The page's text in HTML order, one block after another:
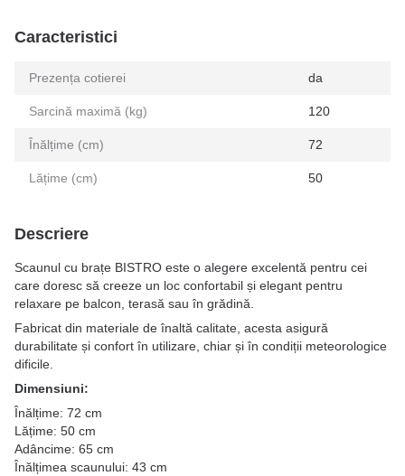
Caracteristici
Prezența cotierei da
Sarcină maximă (kg) 120
Înălțime (cm) 72
Lățime (cm) 50
Descriere
Scaunul cu brațe BISTRO este o alegere excelentă pentru cei
care doresc să creeze un loc confortabil și elegant pentru
relaxare pe balcon, terasă sau în grădină.
Fabricat din materiale de înaltă calitate, acesta asigură
durabilitate și confort în utilizare, chiar și în condiții meteorologice
dificile.
Dimensiuni:
Înălțime: 72 cm
Lățime: 50 cm
Adâncime: 65 cm
Înălțimea scaunului: 43 cm